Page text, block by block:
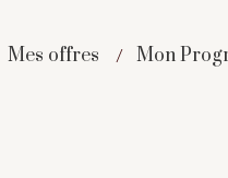
Mes offres Mon